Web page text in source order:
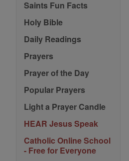
Saints Fun Facts
Holy Bible
Daily Readings
Prayers
Prayer of the Day
Popular Prayers
Light a Prayer Candle
HEAR Jesus Speak
Catholic Online School
- Free for Everyone